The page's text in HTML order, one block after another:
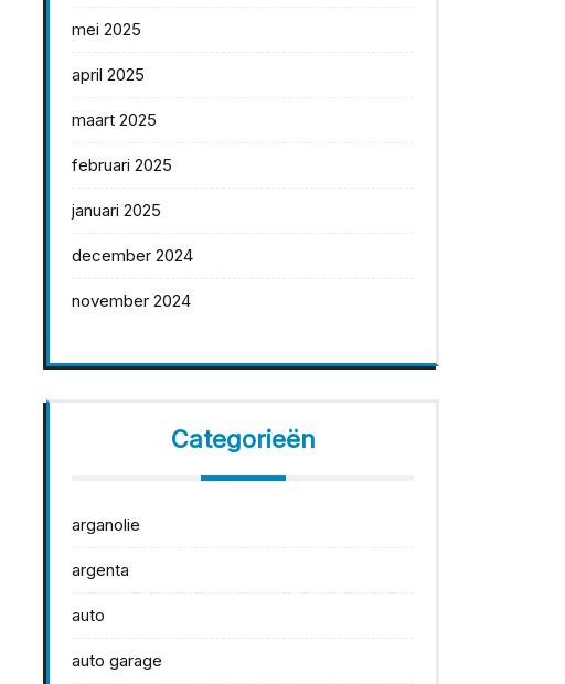
mei 2025
april 2025
maart 2025
februari 2025
januari 2025
december 2024
november 2024
Categorieën
arganolie
argenta
auto
auto garage